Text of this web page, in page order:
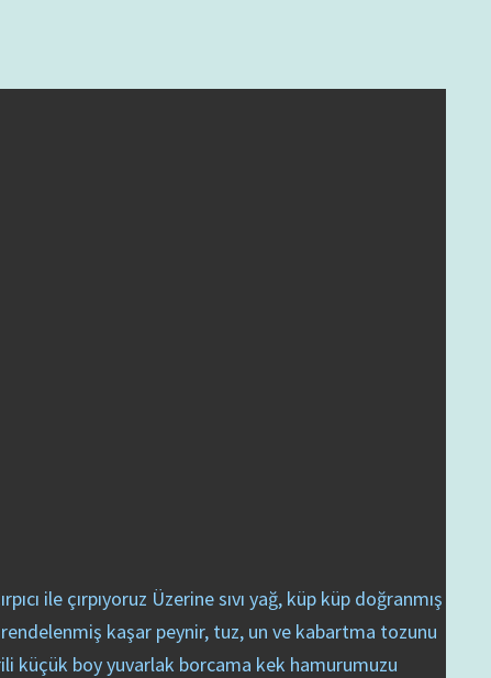
ile çırpıyoruz Üzerine sıvı yağ, küp küp doğranmış
kaşar peynir, tuz, un ve kabartma tozunu
küçük boy yuvarlak borcama kek hamurumuzu